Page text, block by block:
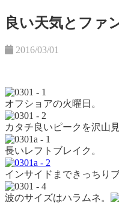
良い天気とファ
2016/03/01
オフショアの火曜日。
カタチ良いピークを沢山
長いレフトブレイク。
インサイドまできっちりブ
波のサイズはハラムネ。